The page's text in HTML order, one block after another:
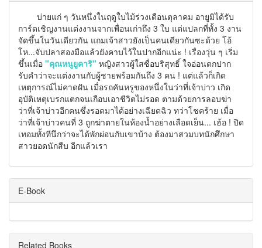
บ่ายแก่ ๆ วันหนึ่งในฤดูใบไม้ร่วงเดือนตุลาคม อายูมิได้รับ
การ์ดเชิญงานแต่งงานจากเพื่อนเก่าถึง 3 ใบ แต่แปลกที่ทั้ง 3 งาน
จัดขึ้นในวันเดียวกัน แถมเจ้าสาวยังเป็นคนเดียวกันซะด้วย โอ้
โห...จับปลาสองมือแล้วยังคาบไว้ในปากอีกแน่ะ ! เรื่องวุ่น ๆ เริ่ม
ขึ้นเมื่อ "คุณหนูยูคาริ" หญิงสาวผู้ใสซื่อบริสุทธิ์ ใจอ่อนตกปาก
รับคำว่าจะแต่งงานกับผู้ชายพร้อมกันถึง 3 คน ! แต่แล้วก็เกิด
เหตุการณ์ไม่คาดฝัน เมื่อรถคันหรูของหนึ่งในว่าที่เจ้าบ่าว เกิด
อุบัติเหตุเบรกแตกจนเกือบเอาชีวิตไม่รอด ตามด้วยการลอบฆ่า
ว่าที่เจ้าบ่าวอีกคนซึ่งรอดมาได้อย่างเฉียดฉิว ทว่าโชคร้าย เมื่อ
ว่าที่เจ้าบ่าวคนที่ 3 ถูกฆ่าตายในห้องน้ำอย่างเลือดเย็น... เฮ้อ ! ปิด
เทอมทั้งทีนึกว่าจะได้พักผ่อนกับเขาบ้าง ต้องมาสวมบทนักศึกษา
สาวยอดนักสืบ อีกแล้วเรา
E-Book
Related Books